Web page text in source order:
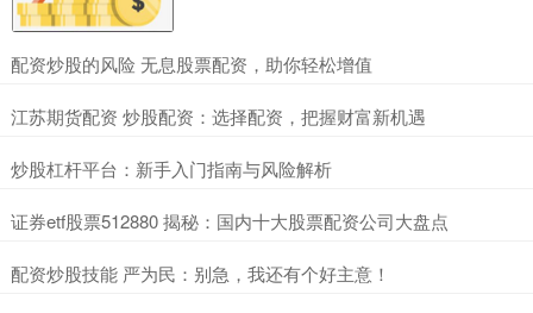
​配资炒股的风险 无息股票配资，助你轻松增值
​江苏期货配资 炒股配资：选择配资，把握财富新机遇
​炒股杠杆平台：新手入门指南与风险解析
​证券etf股票512880 揭秘：国内十大股票配资公司大盘点
​配资炒股技能 严为民：别急，我还有个好主意！